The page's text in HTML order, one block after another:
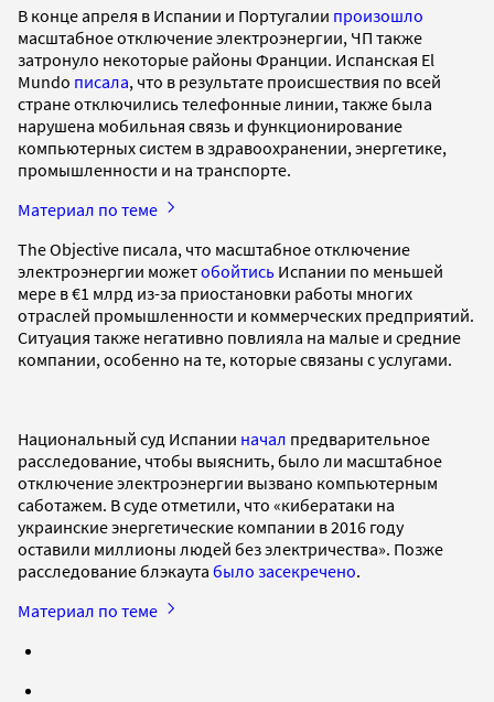
В конце апреля в Испании и Португалии произошло
масштабное отключение электроэнергии, ЧП также
затронуло некоторые районы Франции. Испанская El
Mundo писала, что в результате происшествия по всей
стране отключились телефонные линии, также была
нарушена мобильная связь и функционирование
компьютерных систем в здравоохранении, энергетике,
промышленности и на транспорте.
Материал по теме
The Objective писала, что масштабное отключение
электроэнергии можетобойтись Испании по меньшей
мере в €1 млрд из-за приостановки работы многих
отраслей промышленности и коммерческих предприятий.
Ситуация также негативно повлияла на малые и средние
компании, особенно на те, которые связаны с услугами.
Национальный суд Испании начал предварительное
расследование, чтобы выяснить, было ли масштабное
отключение электроэнергии вызвано компьютерным
саботажем. В суде отметили, что «кибератаки на
украинские энергетические компании в 2016 году
оставили миллионы людей без электричества». Позже
расследование блэкаута было засекречено.
Материал по теме